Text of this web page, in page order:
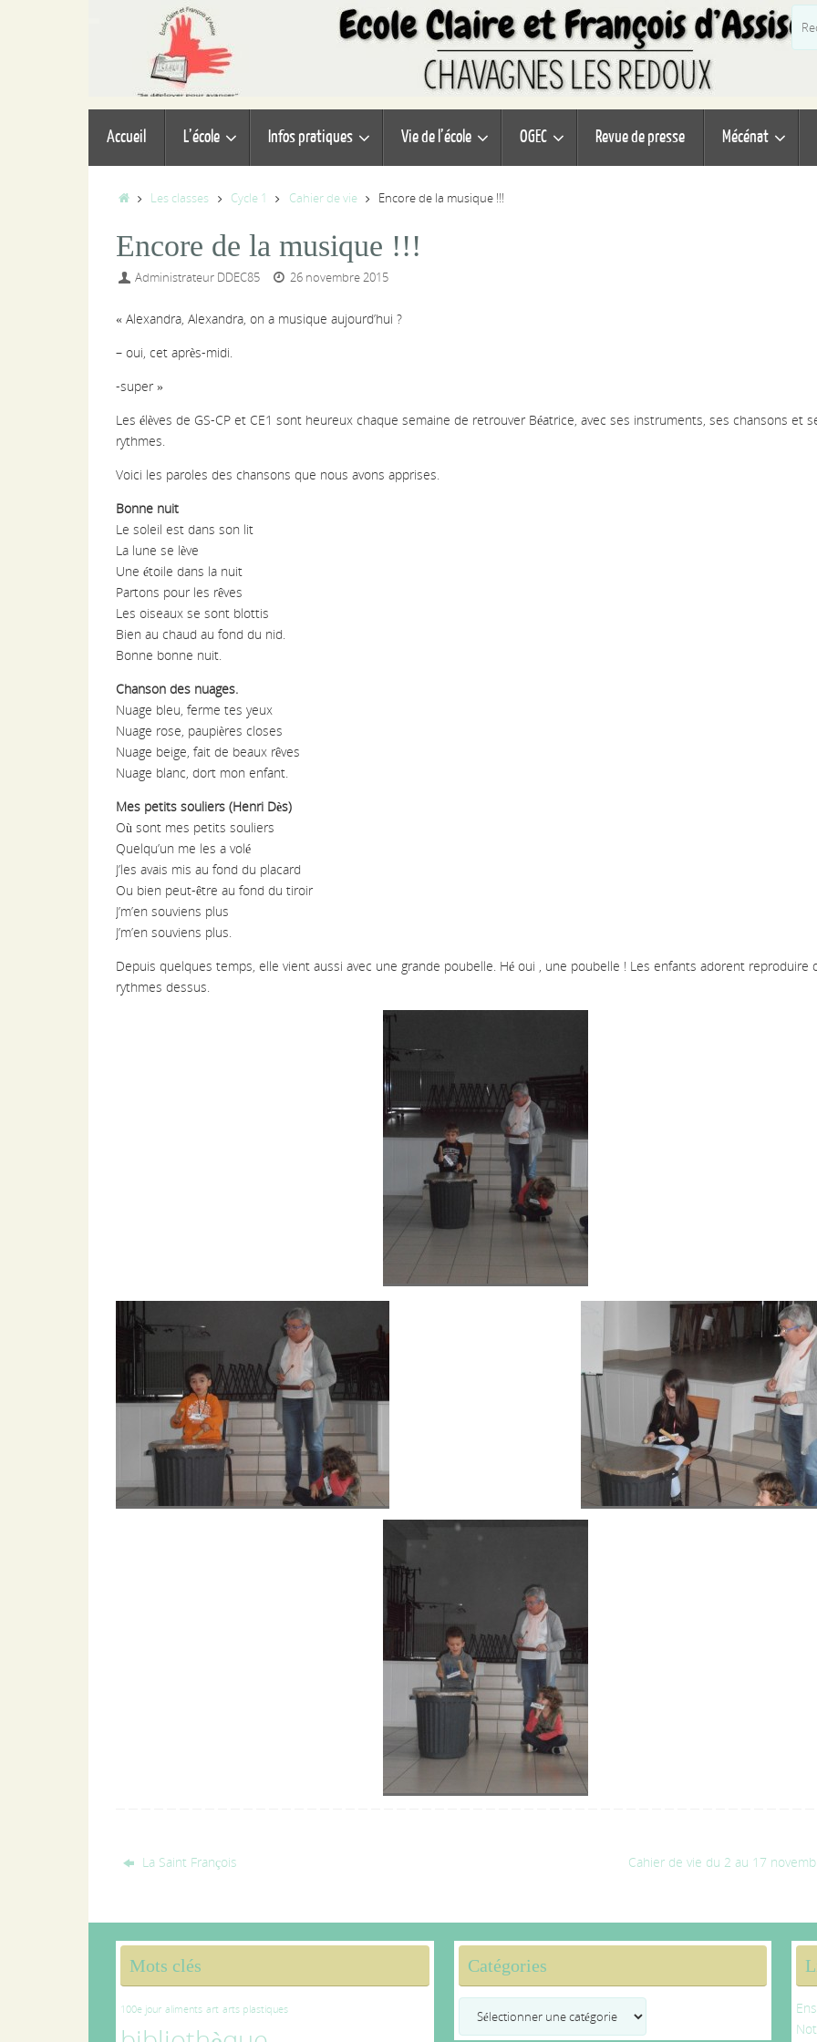
Accueil L’école Infos pratiques Vie de l’école OGEC Revue de presse Mécénat
AccueilLes classes Cycle 1 Cahier de vie Encore de la musique !!!
Encore de la musique !!!
Administrateur DDEC85 26 novembre 2015
« Alexandra, Alexandra, on a musique aujourd’hui ?
– oui, cet après-midi.
-super »
Les élèves de GS-CP et CE1 sont heureux chaque semaine de retrouver Béatrice, avec ses instruments, ses chansons et
rythmes.
Voici les paroles des chansons que nous avons apprises.
Bonne nuit
Le soleil est dans son lit
La lune se lève
Une étoile dans la nuit
Partons pour les rêves
Les oiseaux se sont blottis
Bien au chaud au fond du nid.
Bonne bonne nuit.
Chanson des nuages.
Nuage bleu, ferme tes yeux
Nuage rose, paupières closes
Nuage beige, fait de beaux rêves
Nuage blanc, dort mon enfant.
Mes petits souliers (Henri Dès)
Où sont mes petits souliers
Quelqu’un me les a volé
J’les avais mis au fond du placard
Ou bien peut-être au fond du tiroir
J’m’en souviens plus
J’m’en souviens plus.
Depuis quelques temps, elle vient aussi avec une grande poubelle. Hé oui , une poubelle ! Les enfants adorent reproduire
rythmes dessus.
La Saint François Cahier de vie du 2 au 17
Mots clés
100e jour aliments art arts plastiques
Catégories